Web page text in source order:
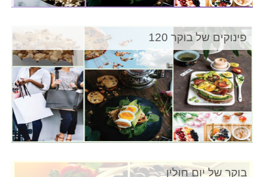
פינוקים של בוקר 120
בוקר של יום חולין